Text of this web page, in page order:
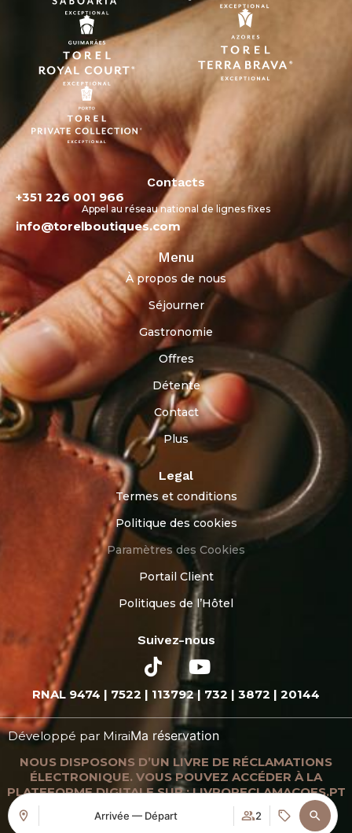
Arrivée — Départ 2
Contacts
+351 226 001 966
Appel au réseau national de lignes fixes
info@torelboutiques.com
Menu
À propos de nous
Séjourner
Gastronomie
Offres
Détente
Contact
Plus
Legal
Termes et conditions
Politique des cookies
Paramètres des Cookies
Portail Client
Politiques de l’Hôtel
Suivez-nous
RNAL 9474 | 7522 | 113792 | 732 | 3872 | 20144
Développé par MiraiMa réservation
NOUS DISPOSONS D’UN LIVRE DE RÉCLAMATIONS
ÉLECTRONIQUE. VOUS POUVEZ ACCÉDER À LA
PLATEFORME DIGITALE SUR : LIVRORECLAMACOES.PT